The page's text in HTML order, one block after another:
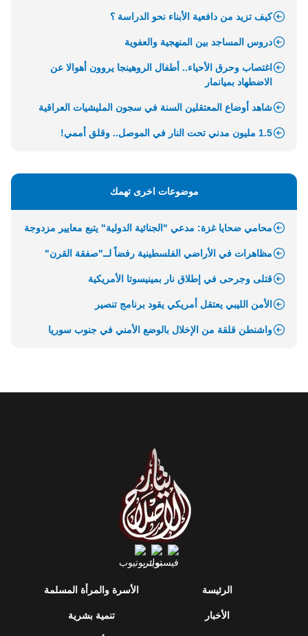
كيف تزيد من دافعية الأبناء نحو الدراسة ؟
دروس المساجد بين المنهجية والعفوية
اغتصاب وحرق الأحياء.. أطفال الروهينجا يروون أهوالا عن
الاضطهاد بميانمار
شاهد أوضاع المعتقلين السنة في سجون المليشيات العراقية
1.5 مليون مدني تحت النار في الموصل.. وقلق أممي!
موضوعات اخرى تهمك
محامي ضحايا غزة: مدعي "الجنائية الدولية" يتبع معايير مزدوجة
مظاهرات في الأراضي الفلسطينية رفضاً لــ"صفقة القرن"
قتلى وجرحى في إطلاق نار بمينيسوتا الأمريكية
الأمن الليبي يعتقل أمريكي يقود برنامج تنصير
واشنطن قلقة من الإخلال بالوضع الأمني في جنوب سوريا
الرئيسة
الأخبار
الأسرة والمرأة المسلمة
تنمية بشرية